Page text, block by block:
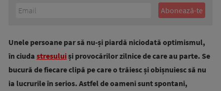
Unele persoane par să nu-și piardă niciodată optimismul,
în ciuda stresuluiși provocărilor zilnice de care au parte. Se
bucură de fiecare clipă pe care o trăiesc și obișnuiesc să nu
ia lucrurile în serios. Astfel de oameni sunt spontani,